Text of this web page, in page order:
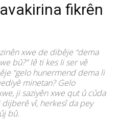
fikrên
xwe de dibêje “dema
bû?” lê ti kes li ser vê
“gelo hunermend dema li
minetan? Gelo
ji saziyên xwe qut û cûda
vî, herkesî da pey
bû.